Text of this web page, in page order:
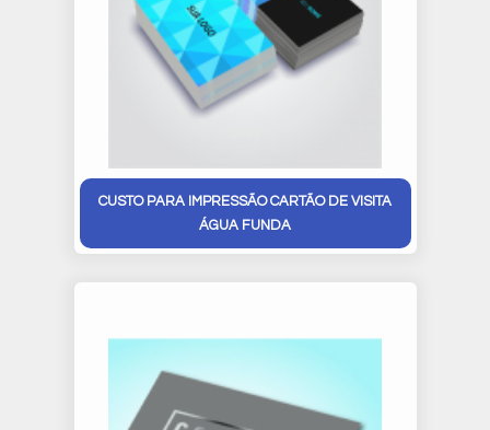
CUSTO PARA IMPRESSÃO CARTÃO DE VISITA
ÁGUA FUNDA